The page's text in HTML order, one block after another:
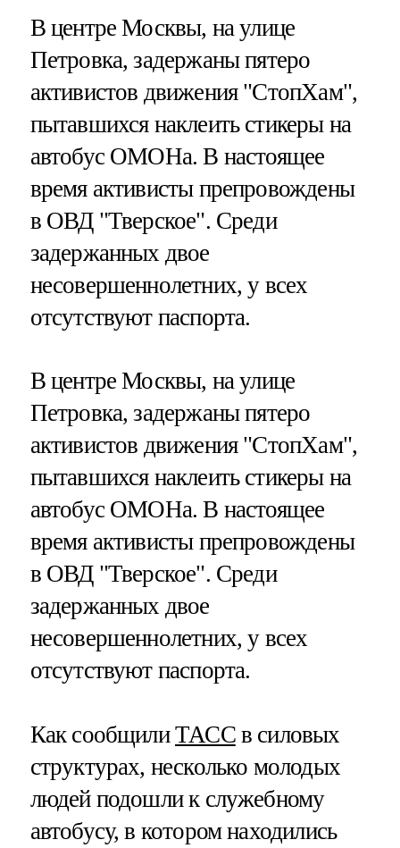
В центре Москвы, на улице
Петровка, задержаны пятеро
активистов движения "СтопХам",
пытавшихся наклеить стикеры на
автобус ОМОНа. В настоящее
время активисты препровождены
в ОВД "Тверское". Среди
задержанных двое
несовершеннолетних, у всех
отсутствуют паспорта.
В центре Москвы, на улице
Петровка, задержаны пятеро
активистов движения "СтопХам",
пытавшихся наклеить стикеры на
автобус ОМОНа. В настоящее
время активисты препровождены
в ОВД "Тверское". Среди
задержанных двое
несовершеннолетних, у всех
отсутствуют паспорта.
Как сообщилиТАССв силовых
структурах, несколько молодых
людей подошли к служебному
автобусу, в котором находились